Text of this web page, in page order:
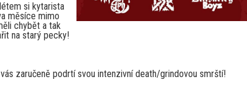
si kytarista
měsíce mimo
chybět a tak
na starý pecky!
zaručeně podrtí svou intenzivní death/grindovou smrští!